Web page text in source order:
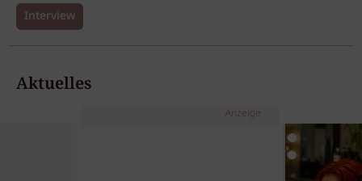
Interview
Aktuelles
Anzeige